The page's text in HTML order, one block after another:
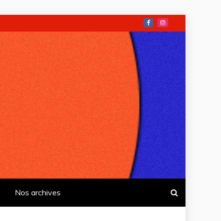
Nos archives